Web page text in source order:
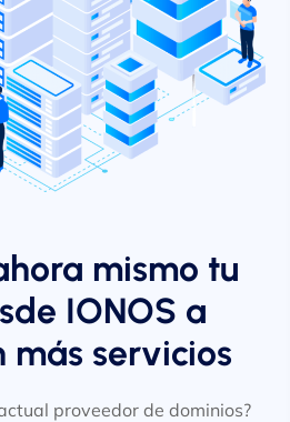
mismo tu
IONOS a
más servicios
proveedor de dominios?